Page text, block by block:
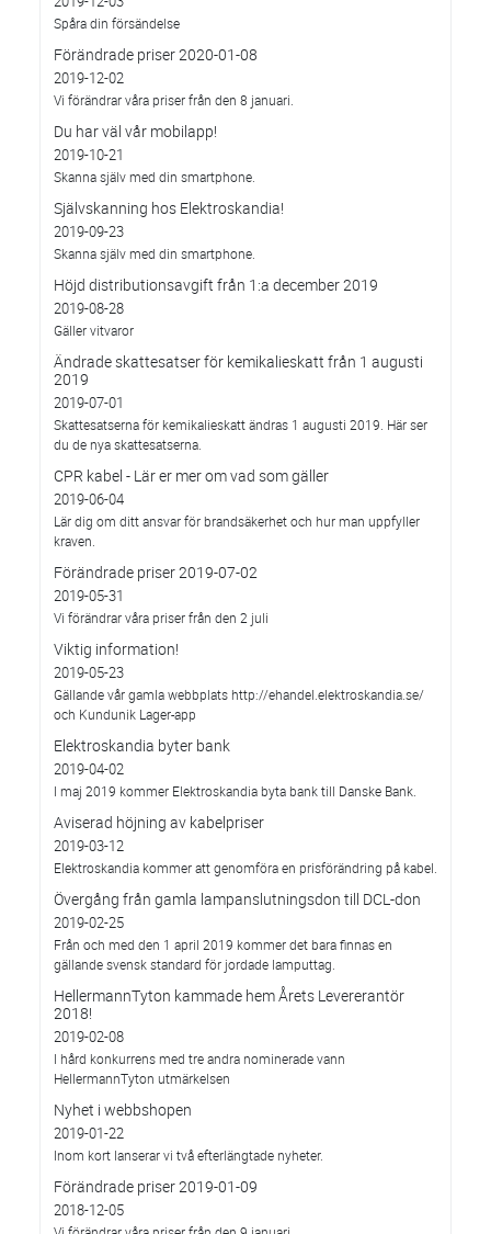
Spåra din försändelse
Förändrade priser 2020-01-08
2019-12-02
Vi förändrar våra priser från den 8 januari.
Du har väl vår mobilapp!
2019-10-21
Skanna själv med din smartphone.
Självskanning hos Elektroskandia!
2019-09-23
Skanna själv med din smartphone.
Höjd distributionsavgift från 1:a december 2019
2019-08-28
Gäller vitvaror
Ändrade skattesatser för kemikalieskatt från 1 augusti
2019
2019-07-01
Skattesatserna för kemikalieskatt ändras 1 augusti 2019. Här ser
du de nya skattesatserna.
CPR kabel - Lär er mer om vad som gäller
2019-06-04
Lär dig om ditt ansvar för brandsäkerhet och hur man uppfyller
kraven.
Förändrade priser 2019-07-02
2019-05-31
Vi förändrar våra priser från den 2 juli
Viktig information!
2019-05-23
Gällande vår gamla webbplats http://ehandel.elektroskandia.se/
och Kundunik Lager-app
Elektroskandia byter bank
2019-04-02
I maj 2019 kommer Elektroskandia byta bank till Danske Bank.
Aviserad höjning av kabelpriser
2019-03-12
Elektroskandia kommer att genomföra en prisförändring på kabel.
Övergång från gamla lampanslutningsdon till DCL-don
2019-02-25
Från och med den 1 april 2019 kommer det bara finnas en
gällande svensk standard för jordade lamputtag.
HellermannTyton kammade hem Årets Levererantör
2018!
2019-02-08
I hård konkurrens med tre andra nominerade vann
HellermannTyton utmärkelsen
Nyhet i webbshopen
2019-01-22
Inom kort lanserar vi två efterlängtade nyheter.
Förändrade priser 2019-01-09
2018-12-05